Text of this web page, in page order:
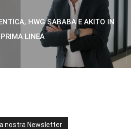
HWG SABABA E AKITO IN
PRIMA LINEA
nostra Newsletter